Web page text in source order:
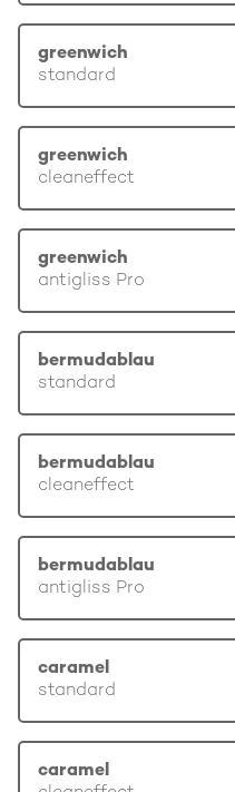
greenwich
standard
greenwich
cleaneffect
greenwich
antigliss Pro
bermudablau
standard
bermudablau
cleaneffect
bermudablau
antigliss Pro
caramel
standard
caramel